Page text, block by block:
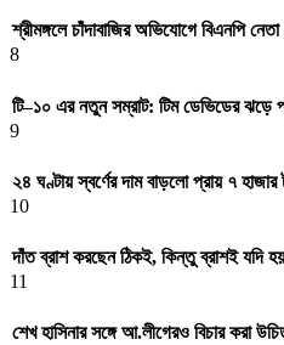
শ্রীমঙ্গলে চাঁদাবাজির অভিযোগে বিএনপি
8
টি–১০ এর নতুন সম্রাট: টিম ডেভিডের ঝড়ে
9
২৪ ঘণ্টায় স্বর্ণের দাম বাড়লো প্রায় ৭ হাজার
10
দাঁত ব্রাশ করছেন ঠিকই, কিন্তু ব্রাশই যদি হয়
11
শেখ হাসিনার সঙ্গে আ.লীগেরও বিচার করা